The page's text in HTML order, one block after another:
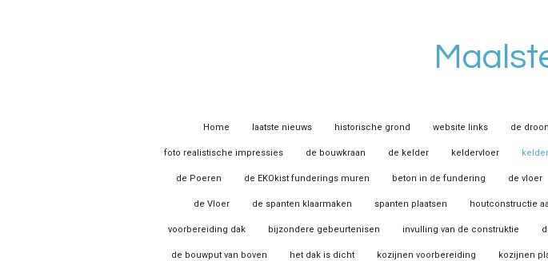
Home laatste nieuws historische grond website links de
foto realistische impressies de bouwkraan de kelder keldervloer
de Poeren de EKOkist funderings muren beton in de fundering de vloer
de Vloer de spanten klaarmaken spanten plaatsen houtconstructie
voorbereiding dak bijzondere gebeurtenisen invulling van de construktie
de bouwput van boven het dak is dicht kozijnen voorbereiding kozijnen